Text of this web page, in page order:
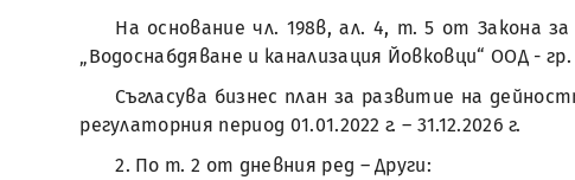
На основание чл. 198в, ал. 4, т. 5 от Закона
„Водоснабдяване и канализация Йовковци“ ООД -
Съгласува бизнес план за развитие на
регулаторния период 01.01.2022 г. – 31.12.2026 г.
2. По т. 2 от дневния ред – Други: